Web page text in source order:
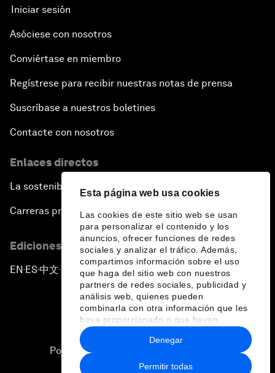
Esta página web usa cookies
Las cookies de este sitio web se usan
para personalizar el contenido y los
anuncios, ofrecer funciones de redes
sociales y analizar el tráfico. Además,
compartimos información sobre el uso
que haga del sitio web con nuestros
partners de redes sociales, publicidad y
análisis web, quienes pueden
combinarla con otra información que les
haya proporcionado o que hayan
recopilado a partir del uso que haya
hecho de sus servicios.
Permitir todas
Denegar
Iniciar sesión
Asóciese con nosotros
Conviértase en miembro
Regístrese para recibir nuestras notas de prensa
Suscríbase a nuestros boletines
Contacte con nosotros
Enlaces directos
La sostenibilidad en el Foro
Carreras profesionales
Ediciones en otros idiomas
EN ▪ES▪中文▪ 日本語
Política de privacidad y normas de uso